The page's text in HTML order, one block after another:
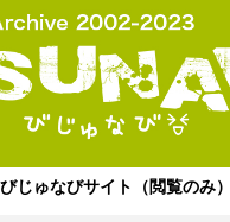
じゅなびサイト（閲覧のみ）